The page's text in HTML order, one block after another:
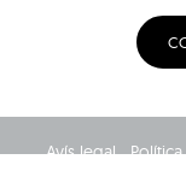
Avís legal